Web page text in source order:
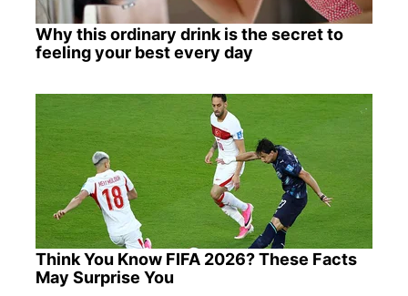
Why this ordinary drink is the secret to
feeling your best every day
Think You Know FIFA 2026? These Facts
May Surprise You